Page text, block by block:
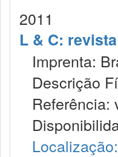
2011
L & C:
Imprenta:
Descrição
Referência:
Localização: